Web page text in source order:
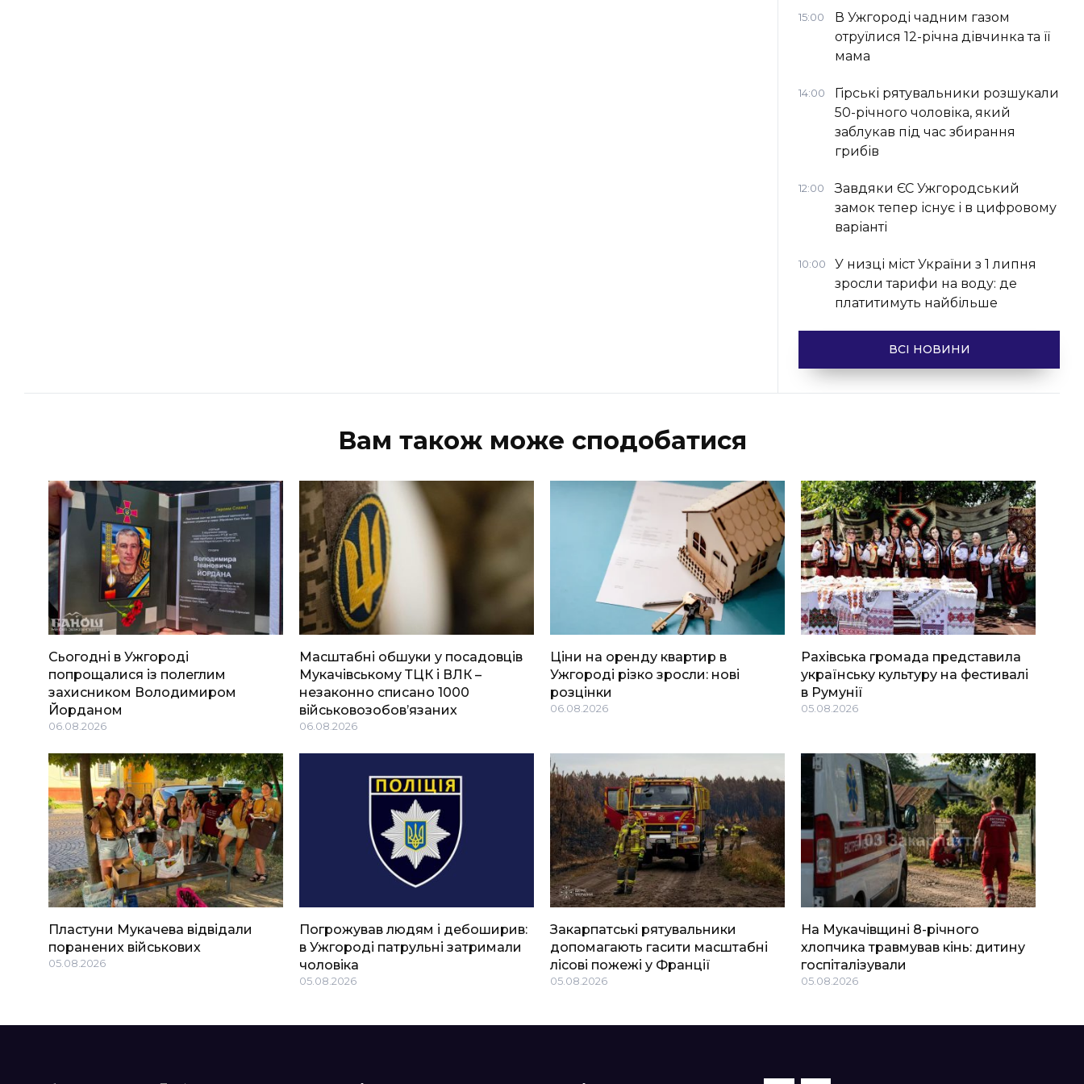
15:00
В Ужгороді чадним газом
отруїлися 12-річна дівчинка та її
мама
14:00
Гірські рятувальники розшукали
50-річного чоловіка, який
заблукав під час збирання
грибів
12:00
Завдяки ЄС Ужгородський
замок тепер існує і в цифровому
варіанті
10:00
У низці міст України з 1 липня
зросли тарифи на воду: де
платитимуть найбільше
ВСІ НОВИНИ
Вам також може сподобатися
Сьогодні в Ужгороді
попрощалися із полеглим
захисником Володимиром
Йорданом
06.08.2026
Масштабні обшуки у посадовців
Мукачівському ТЦК і ВЛК –
незаконно списано 1000
військовозобов’язаних
06.08.2026
Ціни на оренду квартир в
Ужгороді різко зросли: нові
розцінки
06.08.2026
Рахівська громада представила
українську культуру на фестивалі
в Румунії
05.08.2026
Пластуни Мукачева відвідали
поранених військових
05.08.2026
Погрожував людям і дебоширив:
в Ужгороді патрульні затримали
чоловіка
05.08.2026
Закарпатські рятувальники
допомагають гасити масштабні
лісові пожежі у Франції
05.08.2026
На Мукачівщині 8-річного
хлопчика травмував кінь: дитину
госпіталізували
05.08.2026